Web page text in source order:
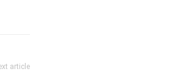
article